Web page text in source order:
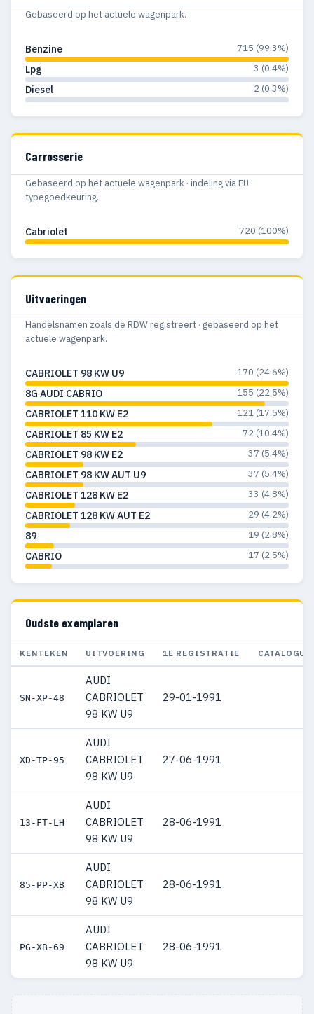
Gebaseerd op het actuele wagenpark.
Benzine 715 (99.3%)
Lpg 3 (0.4%)
Diesel 2 (0.3%)
Carrosserie
Gebaseerd op het actuele wagenpark · indeling via EU
typegoedkeuring.
Cabriolet 720 (100%)
Uitvoeringen
Handelsnamen zoals de RDW registreert · gebaseerd op het
actuele wagenpark.
CABRIOLET 98 KW U9 170 (24.6%)
8G AUDI CABRIO 155 (22.5%)
CABRIOLET 110 KW E2 121 (17.5%)
CABRIOLET 85 KW E2 72 (10.4%)
CABRIOLET 98 KW E2 37 (5.4%)
CABRIOLET 98 KW AUT U9 37 (5.4%)
CABRIOLET 128 KW E2 33 (4.8%)
CABRIOLET 128 KW AUT E2 29 (4.2%)
89 19 (2.8%)
CABRIO 17 (2.5%)
Oudste exemplaren
KENTEKEN UITVOERING 1E REGISTRATIE
SN-XP-48
AUDI
CABRIOLET
98 KW U9
29-01-1991
XD-TP-95
AUDI
CABRIOLET
98 KW U9
27-06-1991
13-FT-LH
AUDI
CABRIOLET
98 KW U9
28-06-1991
85-PP-XB
AUDI
CABRIOLET
98 KW U9
28-06-1991
PG-XB-69
AUDI
CABRIOLET
98 KW U9
28-06-1991